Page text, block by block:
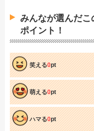
みんなが選んだ
ポイント！
笑える0pt
萌える0pt
ハマる0pt